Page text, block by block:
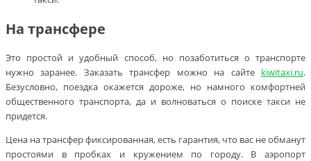
На трансфере
Это простой и удобный способ, но позаботиться о транспорте
нужно заранее. Заказать трансфер можно на сайте kiwitaxi.ru.
Безусловно, поездка окажется дороже, но намного комфортней
общественного транспорта, да и волноваться о поиске такси не
придется.
Цена на трансфер фиксированная, есть гарантия, что вас не обманут
простоями в пробках и кружением по городу. В аэропорт